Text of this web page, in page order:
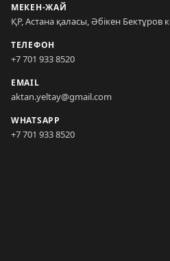
МЕКЕН-ЖАЙ
ҚР, Астана қаласы, Әбікен Бектұров
ТЕЛЕФОН
+7 701 933 8520
EMAIL
aktan.yeltay@gmail.com
WHATSAPP
+7 701 933 8520